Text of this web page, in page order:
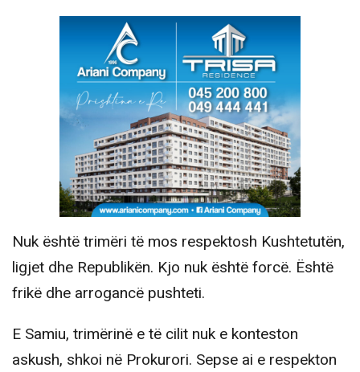
Nuk është trimëri të mos respektosh Kushtetutën,
ligjet dhe Republikën. Kjo nuk është forcë. Është
frikë dhe arrogancë pushteti.
E Samiu, trimërinë e të cilit nuk e konteston
askush, shkoi në Prokurori. Sepse ai e respekton